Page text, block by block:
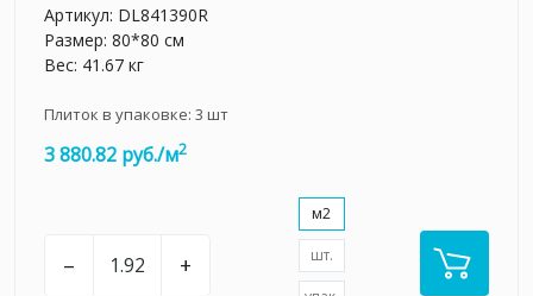
Артикул: DL841390R
Размер: 80*80 см
Вес: 41.67 кг
Плиток в упаковке: 3 шт
3 880.82 руб./м2
– +
м2
шт.